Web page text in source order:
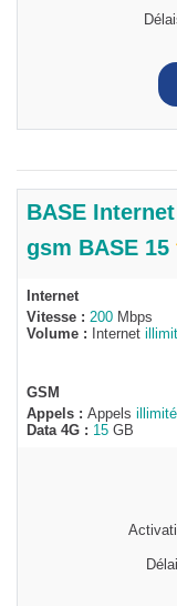
BASE
gsm BASE 15
Internet
Vitesse : 200 Mbps
Volume :
Internet
GSM
Appels : Appels
Data 4G : 15 GB